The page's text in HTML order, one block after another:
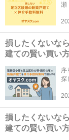
瀬
損したくないな
建ての賢い買い
序
探
損したくないな
建ての賢い買い